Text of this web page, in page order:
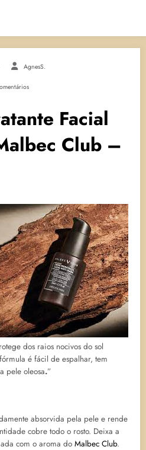
AgnesS.
Facial
Club –
dos raios nocivos do sol
é fácil de espalhar, tem
pele oleosa.”
absorvida pela pele e rende
cobre todo o rosto. Deixa a
com o aroma do Malbec Club.